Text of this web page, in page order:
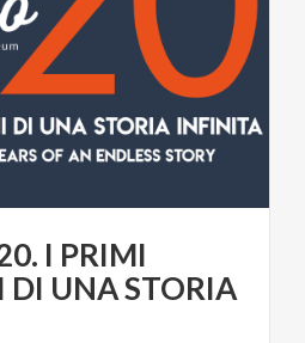
I PRIMI
UNA STORIA